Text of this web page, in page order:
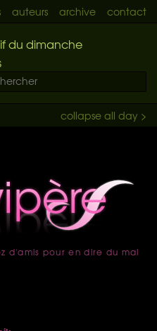
auteurs archive contact
du dimanche
collapse all day >
d'amis pour en dire du mal